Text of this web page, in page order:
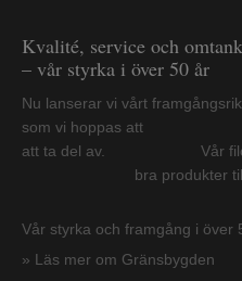
Kvalité, service och
– vår styrka i över 50 år
Nu lanserar vi vårt
som vi hoppas att fler
att ta del av. Vår
bra produkter till
Vår styrka och framgång i över
» Läs mer om Gränsbygden